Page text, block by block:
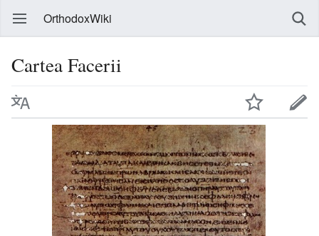
OrthodoxWiki
Cartea Facerii